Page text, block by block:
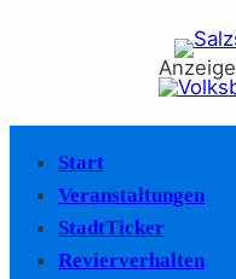
Anzeige
Start
Veranstaltungen
StadtTicker
Revierverhalten